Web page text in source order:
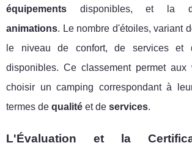
équipements disponibles, et la
animations. Le nombre d'étoiles, variant
le niveau de confort, de services et
disponibles. Ce classement permet aux
choisir un camping correspondant à
termes de qualité et de services.
L'Évaluation et la